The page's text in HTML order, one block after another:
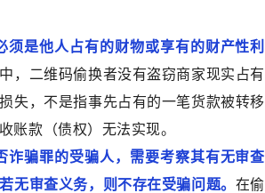
须是他人占有的财物或享有的财产性利
，二维码偷换者没有盗窃商家现实占有
失，不是指事先占有的一笔货款被转移
账款（债权）无法实现。
诈骗罪的受骗人，需要考察其有无审查
无审查义务，则不存在受骗问题。 在偷